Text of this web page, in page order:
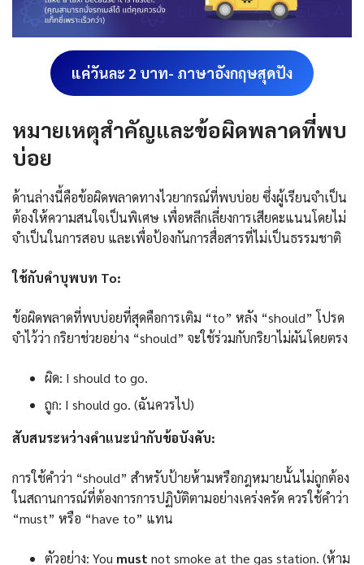
แค่วันละ 2 บาท- ภาษาอังกฤษสุดปัง
หมายเหตุสำคัญและข้อผิดพลาดที่พบ
บ่อย
ด้านล่างนี้คือข้อผิดพลาดทางไวยากรณ์ที่พบบ่อย ซึ่งผู้เรียนจำเป็น
ต้องให้ความสนใจเป็นพิเศษ เพื่อหลีกเลี่ยงการเสียคะแนนโดยไม่
จำเป็นในการสอบ และเพื่อป้องกันการสื่อสารที่ไม่เป็นธรรมชาติ
ใช้กับคำบุพบท To:
ข้อผิดพลาดที่พบบ่อยที่สุดคือการเติม “to” หลัง “should” โปรด
จำไว้ว่า กริยาช่วยอย่าง “should” จะใช้ร่วมกับกริยาไม่ผันโดยตรง
ผิด: I should to go.
ถูก: I should go. (ฉันควรไป)
สับสนระหว่างคำแนะนำกับข้อบังคับ:
การใช้คำว่า “should” สำหรับป้ายห้ามหรือกฎหมายนั้นไม่ถูกต้อง
ในสถานการณ์ที่ต้องการการปฏิบัติตามอย่างเคร่งครัด ควรใช้คำว่า
“must” หรือ “have to” แทน
ตัวอย่าง: You must not smoke at the gas station. (ห้าม